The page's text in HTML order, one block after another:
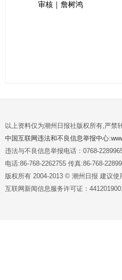
审核｜詹树鸿
以上资料仅为潮州日报社版权所有,严禁
中国互联网违法和不良信息举报中心
违法与不良信息举报电话：0768-
电话:86-768-2262755 传真:86-768-
版权所有 2004-2013 © 潮州日报 建议
互联网新闻信息服务许可证：